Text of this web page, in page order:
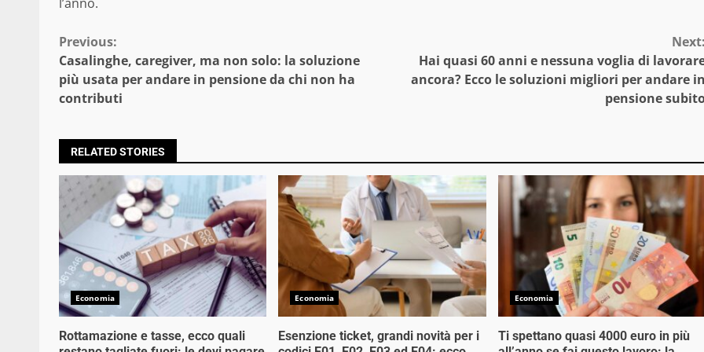
Continue
Reading
Previous:
Casalinghe, caregiver, ma non solo: la soluzione
più usata per andare in pensione da chi non ha
contributi
Next:
Hai quasi 60 anni e nessuna voglia di
ancora? Ecco le soluzioni migliori per andare in
pensione
RELATED STORIES
Economia
Rottamazione e tasse, ecco quali
Economia
Esenzione ticket, grandi novità per i
Economia
Ti spettano quasi 4000 euro in più